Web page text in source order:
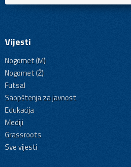
Vijesti
Nogomet (M)
Nogomet (Ž)
Futsal
Saopštenja za javnost
Edukacija
Mediji
Grassroots
Sve vijesti